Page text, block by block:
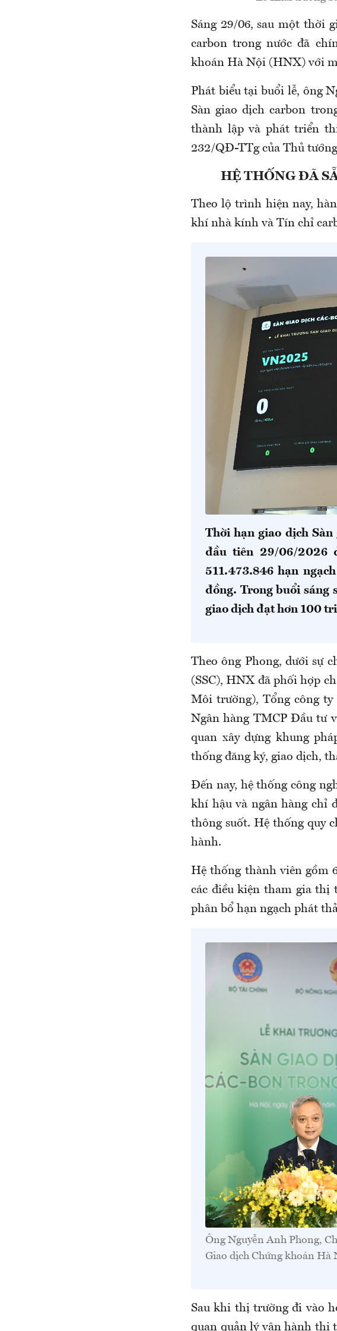
Sáng 29/06, sau một thời
carbon trong nước đã
khoán Hà Nội (HNX) với
Phát biểu tại buổi lễ, ông
Sàn giao dịch carbon
thành lập và phát triển
232/QĐ-TTg của Thủ
HỆ THỐNG ĐÃ
Theo lộ trình hiện nay,
khí nhà kính và Tín chỉ
Thời hạn giao dịch
đầu tiên 29/06/2026
511.473.846 hạn
đồng. Trong buổi sáng
giao dịch đạt hơn 100
Theo ông Phong, dưới sự
(SSC), HNX đã phối hợp
Môi trường), Tổng công
Ngân hàng TMCP Đầu tư
quan xây dựng khung
thống đăng ký, giao dịch,
Đến nay, hệ thống công
khí hậu và ngân hàng chỉ
thông suốt. Hệ thống quy
hành.
Hệ thống thành viên gồm
các điều kiện tham gia thị
phân bổ hạn ngạch phát
Ông Nguyễn Anh Phong,
Giao dịch Chứng khoán
Sau khi thị trường đi vào
quan quản lý vận hành thị